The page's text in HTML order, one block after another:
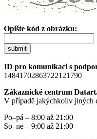
Opište kód z obrázku:
submit
ID pro komunikaci s
14841702863722121790
Zákaznické centrum
V případě jakýchkoliv jiných
Po–pá – 8:00 až 21:00
So–ne – 9:00 až 21:00